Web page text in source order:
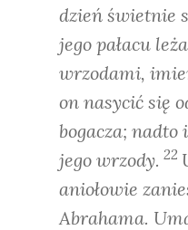
dzień świetnie
jego pałacu
wrzodami,
on nasycić się
bogacza; nadto
jego wrzody. 22
aniołowie
Abrahama.